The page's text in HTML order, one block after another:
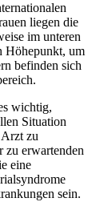
liegen die
im unteren
Höhepunkt, um
befinden sich
wichtig,
Situation
zu
zu erwartenden
eine
sein.